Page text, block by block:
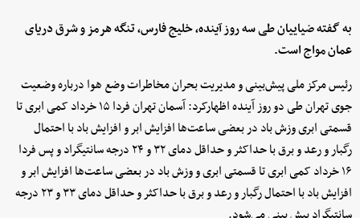
به گفته ضیاییان طی سه روز آینده، خلیج فارس، تنگه هرمز و شرق دریای
عمان مواج است.
رئیس مرکز ملی پیش‌بینی و مدیریت بحران مخاطرات وضع هوا درباره وضعیت
جوی تهران طی دو روز آینده اظهارکرد: آسمان تهران فردا ۱۵ خرداد کمی ابری تا
قسمتی ابری وزش باد در بعضی ساعت‌ها افزایش ابر و افزایش باد با احتمال
رگبار و رعد و برق با حداکثر و حداقل دمای ۳۲ و ۲۴ درجه سانتیگراد و پس فردا
۱۶ خرداد کمی ابری تا قسمتی ابری و وزش باد در بعضی ساعت‌ها افزایش ابر و
افزایش باد با احتمال رگبار و رعد و برق با حداکثر و حداقل دمای ۳۳ و ۲۳ درجه